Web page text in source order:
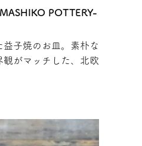
POTTERY-
子焼のお皿。素朴な
がマッチした、北欧